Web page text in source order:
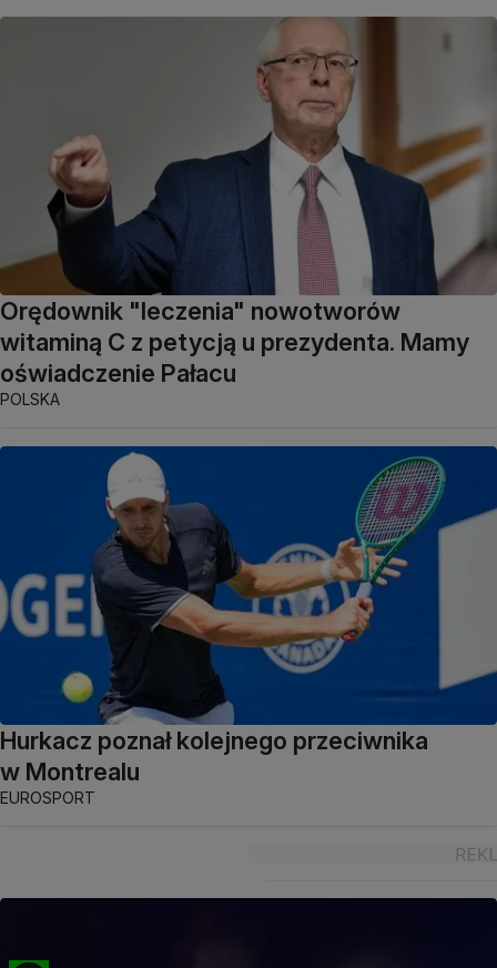
Orędownik "leczenia" nowotworów
witaminą C z petycją u prezydenta. Mamy
oświadczenie Pałacu
POLSKA
Hurkacz poznał kolejnego przeciwnika
w Montrealu
EUROSPORT